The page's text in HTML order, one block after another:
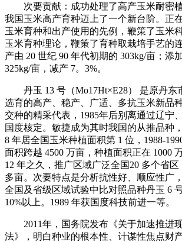
次要贡献：成功处理了高产玉米耐密
我国玉米高产育种迈上了一个新台阶。正
玉米育种和出产使用的先例，鞭策了玉米
玉米育种理论，鞭策了育种取栽培手艺的
产由 20 世纪 90 年代初期的 303kg/亩；添
325kg/亩，减产 7。3%。
丹玉 13 号（Mo17Ht×E28） 是原丹东
选育的高产、稳产、广适、多抗玉米新品
交种的精采代表，1985年后别离通过辽宁
国度核定。敏捷成为其时我国的从推品种
8 年居全国玉米种植面积第 1 位，1988-
面积跨越 4500 万亩，种植面积正在 1000
12 年之久，推广区域广泛全国20 多个省
多亩。次要特点是分析抗性好、顺应性广
全国及省级区域试验中比对照品种丹玉 6
10%以上。1989 年获国度科技前进一等。
2011年，国务院发布《关于加速推进
法》，明白种业的根本性、计谋性焦点财